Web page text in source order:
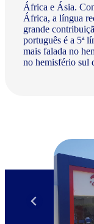
África e Ásia.
África, a língua
grande
português é a 5ª
mais falada no
no hemisfério sul